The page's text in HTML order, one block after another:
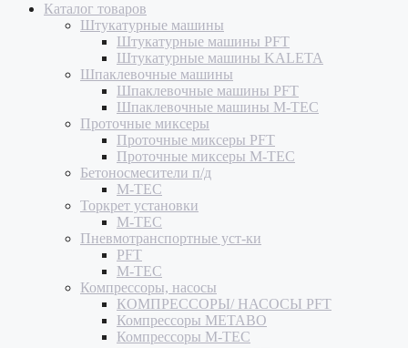
Каталог товаров
Штукатурные машины
Штукатурные машины PFT
Штукатурные машины KALETA
Шпаклевочные машины
Шпаклевочные машины PFT
Шпаклевочные машины M-TEC
Проточные миксеры
Проточные миксеры PFT
Проточные миксеры M-TEC
Бетоносмесители п/д
M-TEC
Торкрет установки
M-TEC
Пневмотранспортные уст-ки
PFT
M-TEC
Компрессоры, насосы
КОМПРЕССОРЫ/ НАСОСЫ PFT
Компрессоры METABO
Компрессоры M-TEC